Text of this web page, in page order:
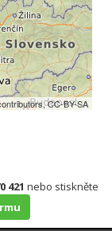
CC-BY-SA
421 nebo stiskněte